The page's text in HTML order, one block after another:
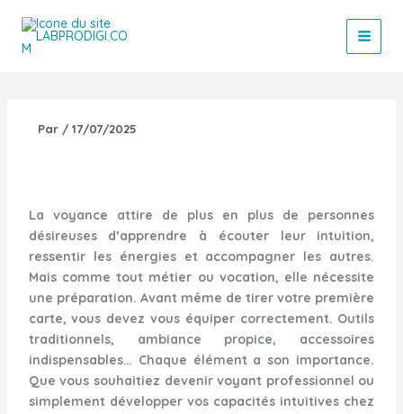
contenu
Par / 17/07/2025
La voyance attire de plus en plus de personnes
désireuses d’apprendre à écouter leur intuition,
ressentir les énergies et accompagner les autres.
Mais comme tout métier ou vocation, elle nécessite
une préparation. Avant même de tirer votre première
carte, vous devez vous équiper correctement. Outils
traditionnels, ambiance propice, accessoires
indispensables… Chaque élément a son importance.
Que vous souhaitiez devenir voyant professionnel ou
simplement développer vos capacités intuitives chez